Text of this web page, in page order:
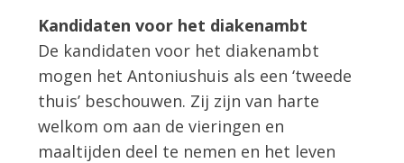
Kandidaten voor het diakenambt
De kandidaten voor het diakenambt
mogen het Antoniushuis als een ‘tweede
thuis’ beschouwen. Zij zijn van harte
welkom om aan de vieringen en
maaltijden deel te nemen en het leven